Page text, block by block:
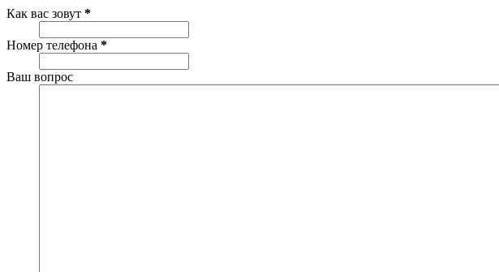
Как вас зовут *
Номер телефона *
Ваш вопрос